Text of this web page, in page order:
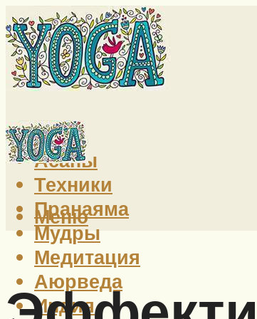
Йога
Асаны
Техники
Пранаяма
Мудры
Медитация
Аюрведа
Индия
Меню